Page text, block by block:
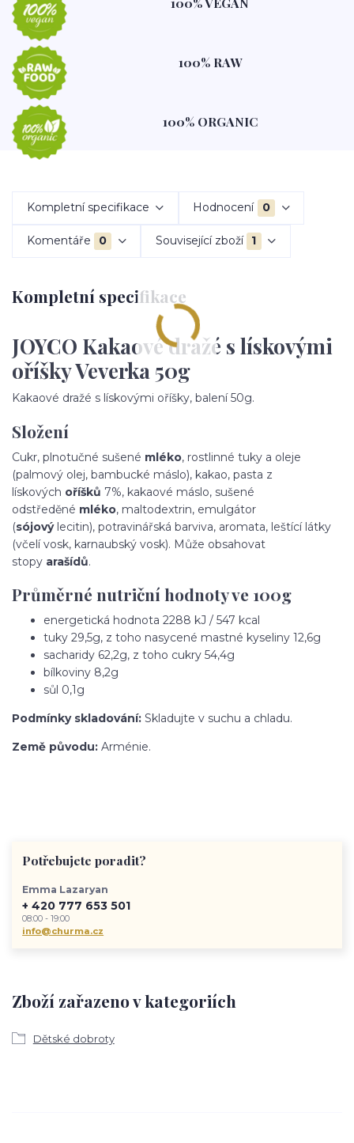
100% RAW
100% ORGANIC
Kompletní specifikace Hodnocení 0
Komentáře 0 Související zboží 1
Kompletní specifikace
JOYCO Kakaové dražé s lískovými
oříšky Veverka 50g
Kakaové dražé s lískovými oříšky, balení 50g.
Složení
Cukr, plnotučné sušené mléko, rostlinné tuky a oleje
(palmový olej, bambucké máslo), kakao, pasta z
lískových oříšků 7%, kakaové máslo, sušené
odstředěné mléko, maltodextrin, emulgátor
(sójovýlecitin), potravinářská barviva, aromata, leštící látky
(včelí vosk, karnaubský vosk). Může obsahovat
stopy arašídů.
Průměrné nutriční hodnoty ve 100g
energetická hodnota 2288 kJ / 547 kcal
tuky 29,5g, z toho nasycené mastné kyseliny 12,6g
sacharidy 62,2g, z toho cukry 54,4g
bílkoviny 8,2g
sůl 0,1g
Podmínky skladování: Skladujte v suchu a chladu.
Země původu: Arménie.
Zboží zařazeno v kategoriích
Dětské dobroty
Potřebujete poradit?
Emma Lazaryan
+ 420 777 653 501
08:00 - 19:00
info@churma.cz